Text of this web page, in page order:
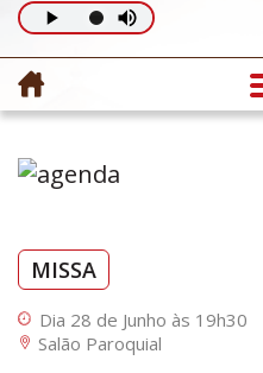
MISSA
Dia 28 de Junho às 19h30
Salão Paroquial